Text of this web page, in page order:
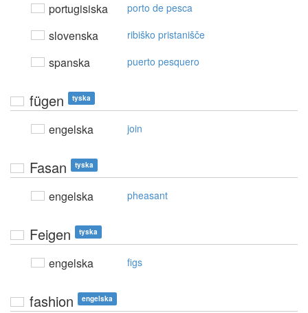
portugisiska porto de pesca
slovenska ribiško pristanišče
spanska puerto pesquero
fügen tyska
engelska join
Fasan tyska
engelska pheasant
Feigen tyska
engelska figs
fashion engelska